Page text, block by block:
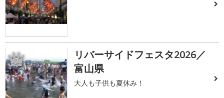
2
リバーサイドフェスタ2026／
富山県
大人も子供も夏休み！